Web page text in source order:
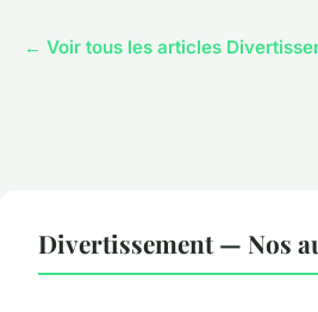
← Voir tous les articles
Divertissement — Nos